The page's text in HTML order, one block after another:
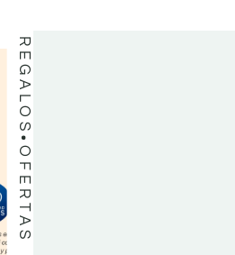
REGALOS
OFERTAS